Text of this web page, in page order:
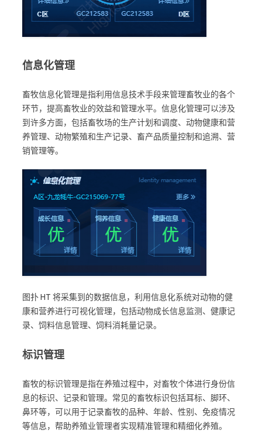
信息化管理
畜牧信息化管理是指利用信息技术手段来管理畜牧业的各个
环节，提高畜牧业的效益和管理水平。信息化管理可以涉及
到许多方面，包括畜牧场的生产计划和调度、动物健康和营
养管理、动物繁殖和生产记录、畜产品质量控制和追溯、营
销管理等。
图扑 HT 将采集到的数据信息，利用信息化系统对动物的健
康和营养进行可视化管理，包括动物成长信息监测、健康记
录、饲料信息管理、饲料消耗量记录。
标识管理
畜牧的标识管理是指在养殖过程中，对畜牧个体进行身份信
息的标识、记录和管理。常见的畜牧标识包括耳标、脚环、
鼻环等，可以用于记录畜牧的品种、年龄、性别、免疫情况
等信息，帮助养殖业管理者实现精准管理和精细化养殖。